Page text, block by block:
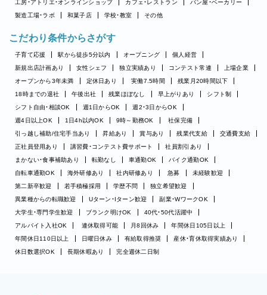
工房・アトリエ・オンラインショップ
カフェ・レストラン
パン屋・ベーカリー
製造工場・ラボ
和菓子店 学校・教室 その他
こだわり条件からさがす
子育て応援 駅から徒歩5分以内 オープニング
個人経営
新規出店計画あり
女性シェフ 独立実績あり コンテスト常連
上場企業
オープンから3年未満
定休日あり 実働7.5時間
残業月20時間以下
18時までの退社
午後出社 残業ほぼなし 早上がりあり
シフト制
シフト自由・相談OK
週1日からOK
週2・3日からOK
週4日以上OK
1日4h以内OK 9時～勤務OK
社保完備
引っ越し補助/住宅手当あり
昇給あり 賞与あり 残業代支給
交通費支給
正社員登用あり
講習費・コンテスト費サポート
社員割引あり
まかない・食事補助あり
転勤なし 車通勤OK
バイク通勤OK
自転車通勤OK
海外研修あり 社内研修あり 急募
未経験歓迎
第二新卒歓迎
若手積極採用 学歴不問
独立希望歓迎
異業種からの転職歓迎
Uターン・Iターン歓迎
副業・WワークOK
大学生・専門学生歓迎
ブランク明けOK
40代・50代活躍中
アルバイト入社OK
連休取得可能 月8回休み
年間休日105日以上
年間休日110日以上
日曜日休み 有給取得推奨
産休・育休取得実績あり
休日数選択OK
長期休暇あり 完全週休二日制